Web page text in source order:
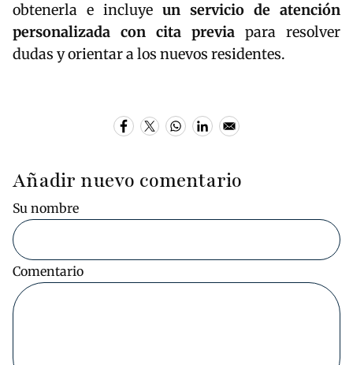
obtenerla e incluye un servicio de atención
personalizada con cita previa para resolver
dudas y orientar a los nuevos residentes.
Añadir nuevo comentario
Su nombre
Comentario